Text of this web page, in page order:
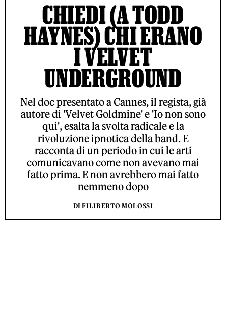
CHIEDI (A TODD
HAYNES) CHI ERANO
I VELVET
UNDERGROUND
Nel doc presentato a Cannes, il regista, già
autore di 'Velvet Goldmine' e 'Io non sono
qui', esalta la svolta radicale e la
rivoluzione ipnotica della band. E
racconta di un periodo in cui le arti
comunicavano come non avevano mai
fatto prima. E non avrebbero mai fatto
nemmeno dopo
DI FILIBERTO MOLOSSI